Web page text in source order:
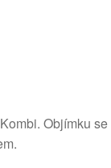
Objímku se